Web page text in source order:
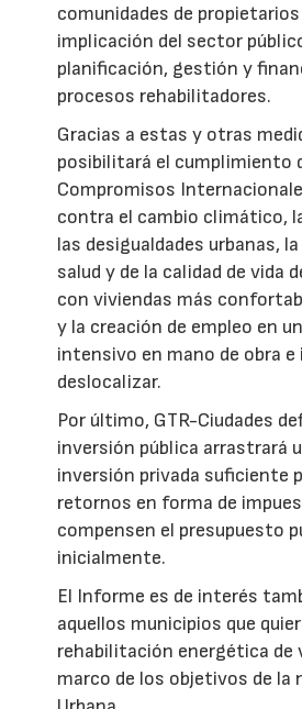
comunidades de
implicación del sector
planificación, gestión y
procesos rehabilitadores.
Gracias a estas y otras
posibilitará el cumplimiento
Compromisos
contra el cambio climático,
las desigualdades urbanas,
salud y de la calidad de vida
con viviendas más
y la creación de empleo en
intensivo en mano de obra e
deslocalizar.
Por último, GTR-Ciudades
inversión pública arrastrará
inversión privada suficiente
retornos en forma de
compensen el presupuesto
inicialmente.
El Informe es de interés
aquellos municipios que
rehabilitación energética de
marco de los objetivos de la